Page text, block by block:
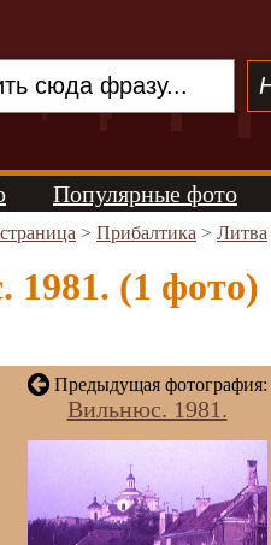
Популярные фото
> Прибалтика > Литва
1981. (1 фото)
Предыдущая фотография:
Вильнюс. 1981.